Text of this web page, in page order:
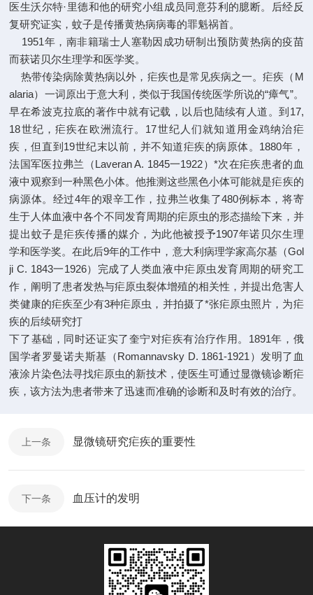
医生沃尔特·里德和他的研究小组成员同意芬利的臆断。后经反
复研究证实，蚊子是传播黄热病病毒的罪魁祸首。
1951年，南非籍瑞士人塞勒因成功研制出预防黄热病的疫苗
而获诺贝尔生理学和医学奖。
热带传染病除黄热病以外，疟疾也是常见疾病之一。疟疾（M
alaria）一词原出于意大利，类似于我国传统医学所说的“瘴气”。
早在希波克拉底的著作中就有记载，以后也陆续有人道。到17,
18世纪，疟疾在欧洲流行。17世纪人们就知道用金鸡纳治疟
疾，但直到19世纪末以前，并不知道疟疾的病原体。1880年，
法国军医拉弗兰（Laveran A. 1845一1922）*次在疟疾患者的血
液中观察到一种黑色小体。他推测这些黑色小体可能就是疟疾的
病源体。经过4年的艰辛工作，拉弗兰收集了480例标本，将寄
生于人体血液中各个不同发育周期的疟原虫的形态描绘下来，并
提出蚊子是疟疾传播的媒介，为此他被授予1907年诺贝尔生理
学和医学奖。在此后9年的工作中，意大利病理学家高尔基（Gol
ji C. 1843一1926）完成了人类血液中疟原虫发育周期的研究工
作，阐明了患者发热与疟原虫裂体增殖的相关性，并提出危害人
类健康的疟疾至少有3种疟原虫，并拍摄了*张疟原虫照片，为疟
疾的后续研究打
下了基础，同时还证实了奎宁对疟疾有治疗作用。1891年，俄
国学者罗曼诺夫斯基（Romannavsky D. 1861-1921）发明了血
液涂片染色法寻找疟原虫的新技术，使医生可通过显微镜诊断疟
疾，该方法为患者带来了迅速而准确的诊断和及时有效的治疗。
上一条 显微镜研究疟疾的重要性
下一条 血压计的发明